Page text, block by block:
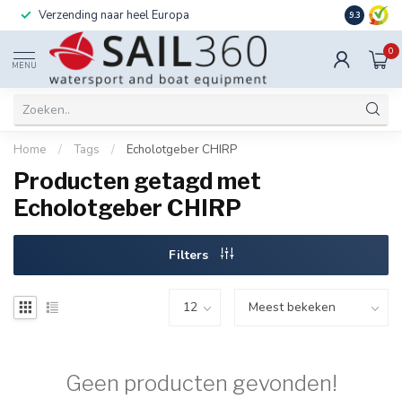
Verzending naar heel Europa Ook
9.3
MENU
0
Home / Tags / Echolotgeber CHIRP
Producten getagd met
Echolotgeber CHIRP
Filters
Geen producten gevonden!